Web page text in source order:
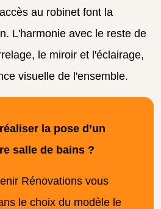
au robinet font la
L'harmonie avec le reste de
le miroir et l'éclairage,
visuelle de l'ensemble.
la pose d’un
salle de bains ?
Rénovations vous
le choix du modèle le